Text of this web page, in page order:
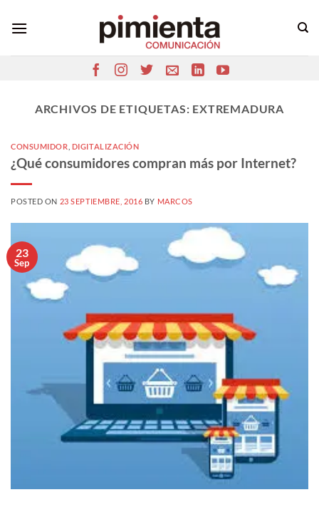
ARCHIVOS DE ETIQUETAS: EXTREMADURA
CONSUMIDOR DIGITALIZACIÓN
¿Qué consumidores compran más por Internet?
POSTED ON 23 SEPTIEMBRE, 2016 BY MARCOS
23
Sep